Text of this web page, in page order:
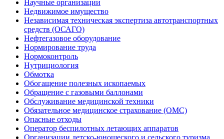
Научные организации
Недвижимое имущество
Независимая техническая экспертиза автотранспортных
средств (ОСАГО)
Нефтегазовое оборудование
Нормирование труда
Нормоконтроль
Нутрициология
Обмотка
Обогащение полезных ископаемых
Обращение с газовыми баллонами
Обслуживание медицинской техники
Обязательное медицинское страхование (ОМС)
Опасные отходы
Оператор беспилотных летающих аппаратов
Организации детско-юношеского и сельского туризма